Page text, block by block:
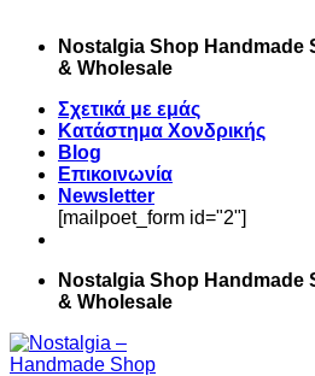
Nostalgia Shop Handmade
& Wholesale
Σχετικά με εμάς
Κατάστημα Χονδρικής
Blog
Επικοινωνία
Newsletter
[mailpoet_form id="2"]
Nostalgia Shop Handmade
& Wholesale